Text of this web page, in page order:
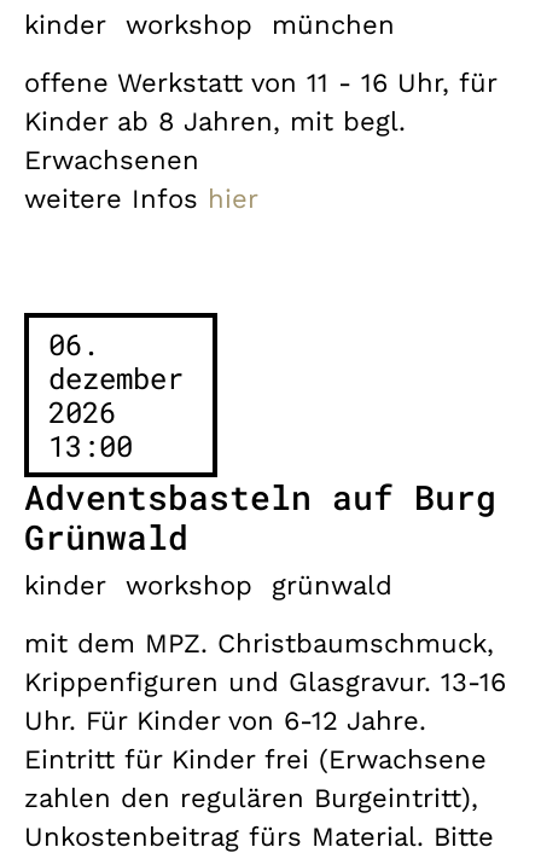
kinder workshop
münchen
offene Werkstatt von 11 - 16 Uhr, für
Kinder ab 8 Jahren, mit begl.
Erwachsenen
weitere Infos hier
06.
dezember
2026
13:00
Adventsbasteln auf Burg
Grünwald
kinder workshop
grünwald
mit dem MPZ. Christbaumschmuck,
Krippenfiguren und Glasgravur. 13-16
Uhr. Für Kinder von 6-12 Jahre.
Eintritt für Kinder frei (Erwachsene
zahlen den regulären Burgeintritt),
Unkostenbeitrag fürs Material. Bitte